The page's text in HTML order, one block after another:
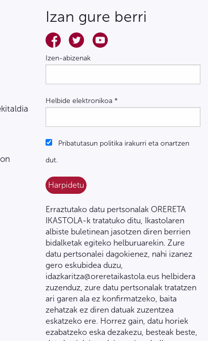
Izan gure berri
Izen-abizenak
Helbide elektronikoa *
Pribatutasun politika irakurri eta onartzen
dut.
Erraztutako datu pertsonalak ORERETA
IKASTOLA-k tratatuko ditu, Ikastolaren
albiste buletinean jasotzen diren berrien
bidalketak egiteko helburuarekin. Zure
datu pertsonalei dagokienez, nahi izanez
gero eskubidea duzu,
idazkaritza@oreretaikastola.eus helbidera
zuzenduz, zure datu pertsonalak tratatzen
ari garen ala ez konfirmatzeko, baita
zehatzak ez diren datuak zuzentzea
eskatzeko ere. Horrez gain, datu horiek
ezabatzeko eska dezakezu, besteak beste,